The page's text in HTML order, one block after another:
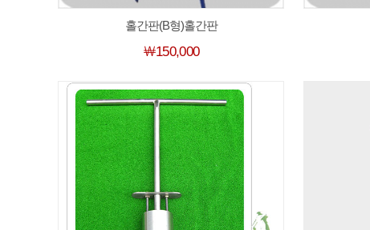
홀간판(B형)홀간판
￦150,000